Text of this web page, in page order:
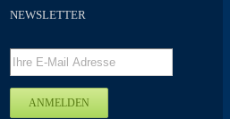
NEWSLETTER